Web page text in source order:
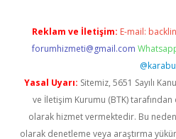
Reklam ve İletişim: E-mail:
forumhizmeti@gmail.com
Yasal Uyarı: Sitemiz, 5651 Sayılı
ve İletişim Kurumu (BTK) tarafından
olarak hizmet vermektedir. Bu
olarak denetleme veya araştırma